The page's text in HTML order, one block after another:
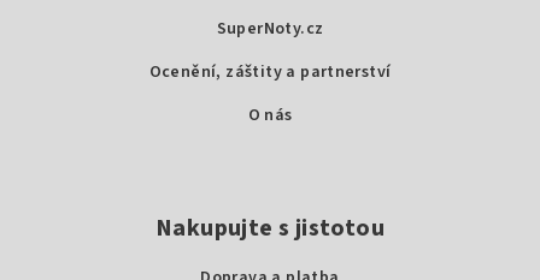
SuperNoty.cz
Ocenění, záštity a partnerství
O nás
Nakupujte s jistotou